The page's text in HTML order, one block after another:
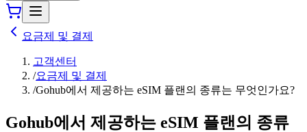
요금제 및 결제
고객센터
/요금제 및 결제
/Gohub에서 제공하는 eSIM 플랜의 종류는 무엇인가요?
Gohub에서 제공하는 eSIM 플랜의 종류